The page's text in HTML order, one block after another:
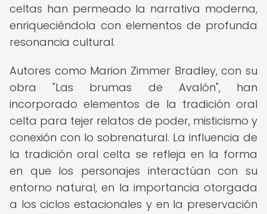
celtas han permeado la narrativa moderna,
enriqueciéndola con elementos de profunda
resonancia cultural.
Autores como Marion Zimmer Bradley, con su
obra "Las brumas de Avalón", han
incorporado elementos de la tradición oral
celta para tejer relatos de poder, misticismo y
conexión con lo sobrenatural. La influencia de
la tradición oral celta se refleja en la forma
en que los personajes interactúan con su
entorno natural, en la importancia otorgada
a los ciclos estacionales y en la preservación